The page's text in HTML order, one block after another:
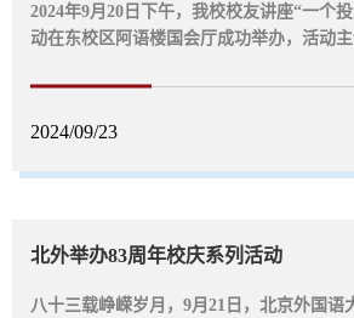
2024年9月20日下午，我校校友讲座“一个
动在东校区阿语楼国会厅成功举办，活动
2024/09/23
北外举办83周年校庆系列活动
八十三载峥嵘岁月，9月21日，北京外国语